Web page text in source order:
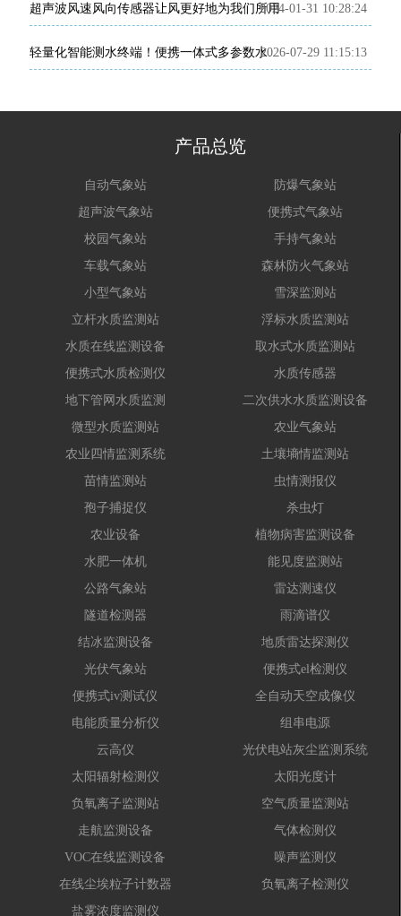
超声波风速风向传感器让风更好地为我们所用2024-01-31 10:28:24
轻量化智能测水终端！便携一体式多参数水质检测仪实现现场快检
2026-07-29 11:15:13
产品总览
自动气象站
防爆气象站
超声波气象站
便携式气象站
校园气象站
手持气象站
车载气象站
森林防火气象站
小型气象站
雪深监测站
立杆水质监测站
浮标水质监测站
水质在线监测设备
取水式水质监测站
便携式水质检测仪
水质传感器
地下管网水质监测
二次供水水质监测设备
微型水质监测站
农业气象站
农业四情监测系统
土壤墒情监测站
苗情监测站
虫情测报仪
孢子捕捉仪
杀虫灯
农业设备
植物病害监测设备
水肥一体机
能见度监测站
公路气象站
雷达测速仪
隧道检测器
雨滴谱仪
结冰监测设备
地质雷达探测仪
光伏气象站
便携式el检测仪
便携式iv测试仪
全自动天空成像仪
电能质量分析仪
组串电源
云高仪
光伏电站灰尘监测系统
太阳辐射检测仪
太阳光度计
负氧离子监测站
空气质量监测站
走航监测设备
气体检测仪
VOC在线监测设备
噪声监测仪
在线尘埃粒子计数器
负氧离子检测仪
盐雾浓度监测仪